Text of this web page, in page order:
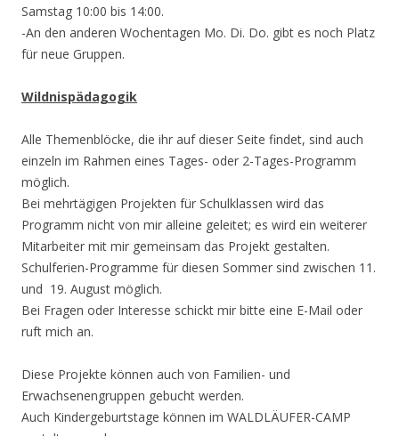
Samstag 10:00 bis 14:00.
-An den anderen Wochentagen Mo. Di. Do. gibt es noch Platz
für neue Gruppen.
Wildnispädagogik
Alle Themenblöcke, die ihr auf dieser Seite findet, sind auch
einzeln im Rahmen eines Tages- oder 2-Tages-Programm
möglich.
Bei mehrtägigen Projekten für Schulklassen wird das
Programm nicht von mir alleine geleitet; es wird ein weiterer
Mitarbeiter mit mir gemeinsam das Projekt gestalten.
Schulferien-Programme für diesen Sommer sind zwischen 11.
und 19. August möglich.
Bei Fragen oder Interesse schickt mir bitte eine E-Mail oder
ruft mich an.
Diese Projekte können auch von Familien- und
Erwachsenengruppen gebucht werden.
Auch Kindergeburtstage können im WALDLÄUFER-CAMP